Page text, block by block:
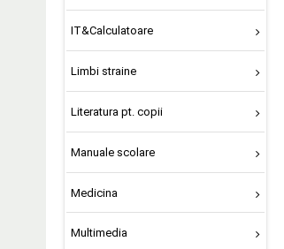
IT&Calculatoare
Limbi straine
Literatura pt. copii
Manuale scolare
Medicina
Multimedia